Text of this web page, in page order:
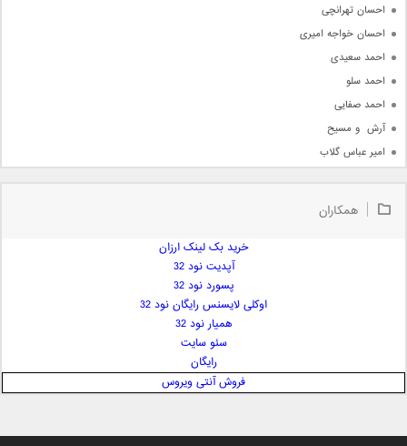
احسان تهرانچی
احسان خواجه امیری
احمد سعیدی
احمد سلو
احمد صفایی
آرش  و مسیح
امیر عباس گلاب
امیر علی
ایمان غلامی
بابک جهانبخش
همکاران
خرید بک لینک ارزان
آپدیت نود 32
پسورد نود 32
اوکلی لایسنس رایگان نود 32
همیار نود 32
سئو سایت
رایگان
فروش آنتی ویروس